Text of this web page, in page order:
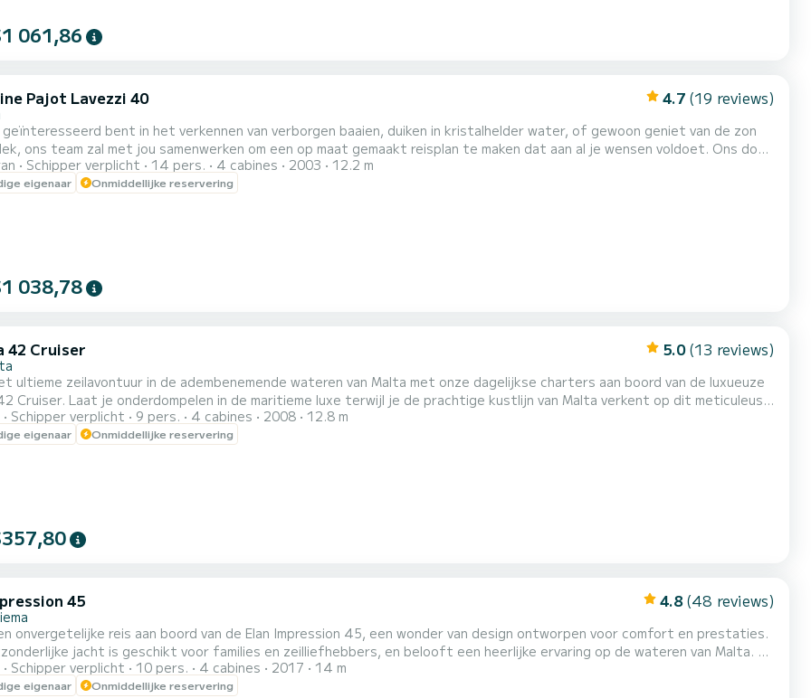
061,86
Pajot Lavezzi 40 4.7 (19 reviews)
bent in het verkennen van verborgen baaien, duiken in kristalhelder water, of gewoon geniet van de zon
ons team zal met jou samenwerken om een op maat gemaakt reisplan te maken dat aan al je wensen voldoet. Ons doel
uitzonderlijke en gepersonaliseerde ervaring te bieden die je voor altijd zult koesteren. Huur deze prachtige Lavezzi
Catamaran in Malta! Deze ruime catamaran is volledig uitgerust en biedt plaats aan 14 personen aan boord (slaapplaa...
Schipper verplicht 14 pers. 4 cabines 2003 12.2 m
eigenaar Onmiddellijke reservering
038,78
42 Cruiser 5.0 (13 reviews)
ultieme zeilavontuur in de adembenemende wateren van Malta met onze dagelijkse charters aan boord van de luxueuze
Cruiser. Laat je onderdompelen in de maritieme luxe terwijl je de prachtige kustlijn van Malta verkent op dit meticuleus
vaartuig. Met 4 ruime hutten, geschikt voor maximaal 8 gasten, en 2 goed uitgeruste badkamers, staat comfort
De Bavaria 42 Cruiser biedt een volledig uitgeruste keuken voor jouw culinaire geneugten, waardoor een heerlijke ee...
Schipper verplicht 9 pers. 4 cabines 2008 12.8 m
eigenaar Onmiddellijke reservering
45 4.8 (48 reviews)
onvergetelijke reis aan boord van de Elan Impression 45, een wonder van design ontworpen voor comfort en prestaties.
jacht is geschikt voor families en zeilliefhebbers, en belooft een heerlijke ervaring op de wateren van Malta. Elk
de ruime open kuip met voldoende zitplaatsen tot de intuïtieve bediening, zorgt voor een plezierige en veilige reis voor
iedereen. Perfect voor: Familie-uitjes *Avonturen met vrienden *Vrijgezellenfeesten *Bedrijfsevenemente...
Schipper verplicht 10 pers. 4 cabines 2017 14 m
eigenaar Onmiddellijke reservering